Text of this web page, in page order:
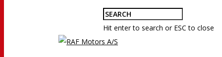
Hit enter to search or ESC to close